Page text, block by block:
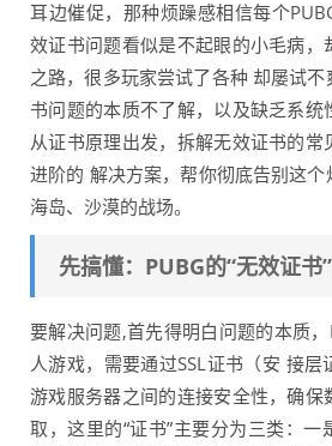
耳边催促，那种烦躁感相信每个
效证书问题看似是不起眼的小毛病，
之路，很多玩家尝试了各种 却屡试
书问题的本质不了解，以及缺乏系
从证书原理出发，拆解无效证书的常
进阶的 解决方案，帮你彻底告别这
海岛、沙漠的战场。
先搞懂：PUBG的“无效证书
要解决问题,首先得明白问题的本质
人游戏，需要通过SSL证书（安 接
游戏服务器之间的连接安全性，确保
取，这里的“证书”主要分为三类：一